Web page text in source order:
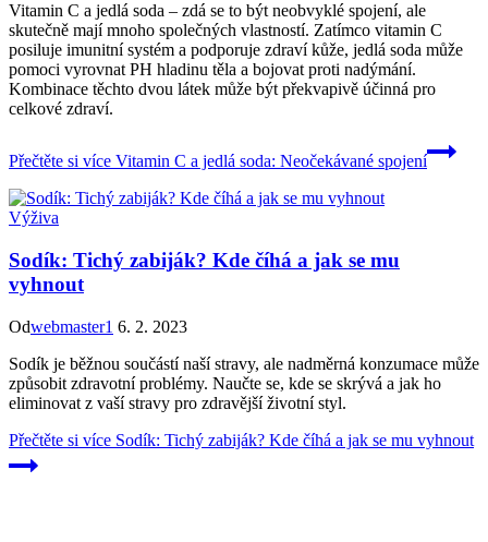
Vitamin C a jedlá soda – zdá se to být neobvyklé spojení, ale
skutečně mají mnoho společných vlastností. Zatímco vitamin C
posiluje imunitní systém a podporuje zdraví kůže, jedlá soda může
pomoci vyrovnat PH hladinu těla a bojovat proti nadýmání.
Kombinace těchto dvou látek může být překvapivě účinná pro
celkové zdraví.
Přečtěte si více Vitamin C a jedlá soda: Neočekávané spojení
Výživa
Sodík: Tichý zabiják? Kde číhá a jak se mu
vyhnout
Odwebmaster1 6. 2. 2023
Sodík je běžnou součástí naší stravy, ale nadměrná konzumace může
způsobit zdravotní problémy. Naučte se, kde se skrývá a jak ho
eliminovat z vaší stravy pro zdravější životní styl.
Přečtěte si více Sodík: Tichý zabiják? Kde číhá a jak se mu vyhnout